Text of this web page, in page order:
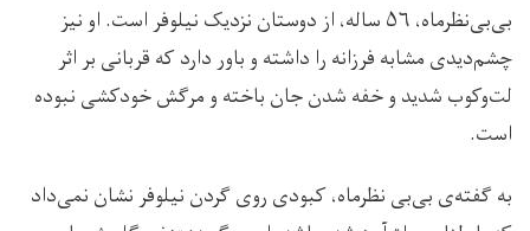
بی‌بی‌نظرماه، ۵۶ ساله، از دوستان نزدیک نیلوفر است. او نیز
چشم‌دیدی مشابه فرزانه را داشته و باور دارد که قربانی بر اثر
لت‌وکوب شدید و خفه شدن جان باخته و مرگش خودکشی نبوده
است.
به گفته‌ی بی‌بی نظرماه، کبودی روی گردن نیلوفر نشان نمی‌داد